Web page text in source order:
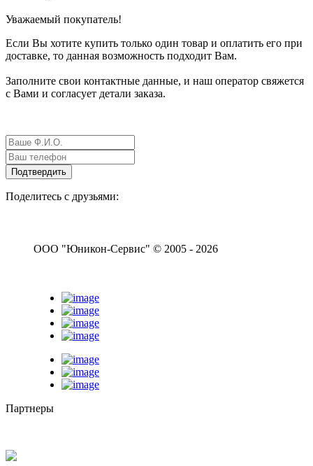
Уважаемый покупатель!
Если Вы хотите купить только один товар и оплатить его при
доставке, то данная возможность подходит Вам.
Заполните свои контактные данные, и наш оператор свяжется
с Вами и согласует детали заказа.
Поделитесь с друзьями:
ООО "Юникон-Сервис" © 2005 - 2026
Партнеры